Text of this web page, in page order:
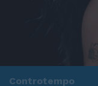
Controtempo